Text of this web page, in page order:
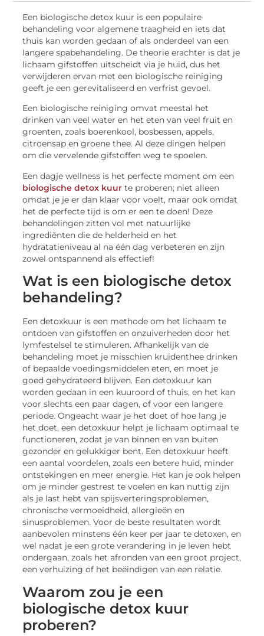
Een biologische detox kuur is een populaire
behandeling voor algemene traagheid en iets dat
thuis kan worden gedaan of als onderdeel van een
langere spabehandeling. De theorie erachter is dat je
lichaam gifstoffen uitscheidt via je huid, dus het
verwijderen ervan met een biologische reiniging
geeft je een gerevitaliseerd en verfrist gevoel.
Een biologische reiniging omvat meestal het
drinken van veel water en het eten van veel fruit en
groenten, zoals boerenkool, bosbessen, appels,
citroensap en groene thee. Al deze dingen helpen
om die vervelende gifstoffen weg te spoelen.
Een dagje wellness is het perfecte moment om een
biologische detox kuur te proberen; niet alleen
omdat je je er dan klaar voor voelt, maar ook omdat
het de perfecte tijd is om er een te doen! Deze
behandelingen zitten vol met natuurlijke
ingrediënten die de helderheid en het
hydratatieniveau al na één dag verbeteren en zijn
zowel ontspannend als effectief!
Wat is een biologische detox
behandeling?
Een detoxkuur is een methode om het lichaam te
ontdoen van gifstoffen en onzuiverheden door het
lymfestelsel te stimuleren. Afhankelijk van de
behandeling moet je misschien kruidenthee drinken
of bepaalde voedingsmiddelen eten, en moet je
goed gehydrateerd blijven. Een detoxkuur kan
worden gedaan in een kuuroord of thuis, en het kan
voor slechts een paar dagen, of voor een langere
periode. Ongeacht waar je het doet of hoe lang je
het doet, een detoxkuur helpt je lichaam optimaal te
functioneren, zodat je van binnen en van buiten
gezonder en gelukkiger bent. Een detoxkuur heeft
een aantal voordelen, zoals een betere huid, minder
ontstekingen en meer energie. Het kan je ook helpen
om je minder gestrest te voelen en kan nuttig zijn
als je last hebt van spijsverteringsproblemen,
chronische vermoeidheid, allergieën en
sinusproblemen. Voor de beste resultaten wordt
aanbevolen minstens één keer per jaar te detoxen, en
wel nadat je een grote verandering in je leven hebt
ondergaan, zoals het afronden van een groot project,
een verhuizing of het beëindigen van een relatie.
Waarom zou je een
biologische detox kuur
proberen?